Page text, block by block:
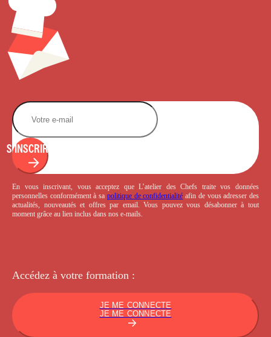
S'INSCRIRE
En vous inscrivant, vous acceptez que L’atelier des Chefs traite vos données
personnelles conformément à sa politique de confidentialité afin de vous adresser des
actualités, nouveautés et offres par email. Vous pouvez vous désabonner à tout
moment grâce au lien inclus dans nos e-mails.
Accédez à votre formation :
JE ME CONNECTE
JE ME CONNECTE